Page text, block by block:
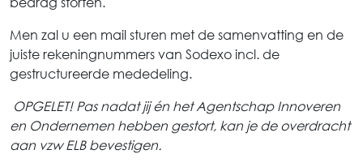
Men zal u een mail sturen met de samenvatting en de
juiste rekeningnummers van Sodexo incl. de
gestructureerde mededeling.
OPGELET! Pas nadat jij én het Agentschap Innoveren
en Ondernemen hebben gestort, kan je de overdracht
aan vzw ELB bevestigen.